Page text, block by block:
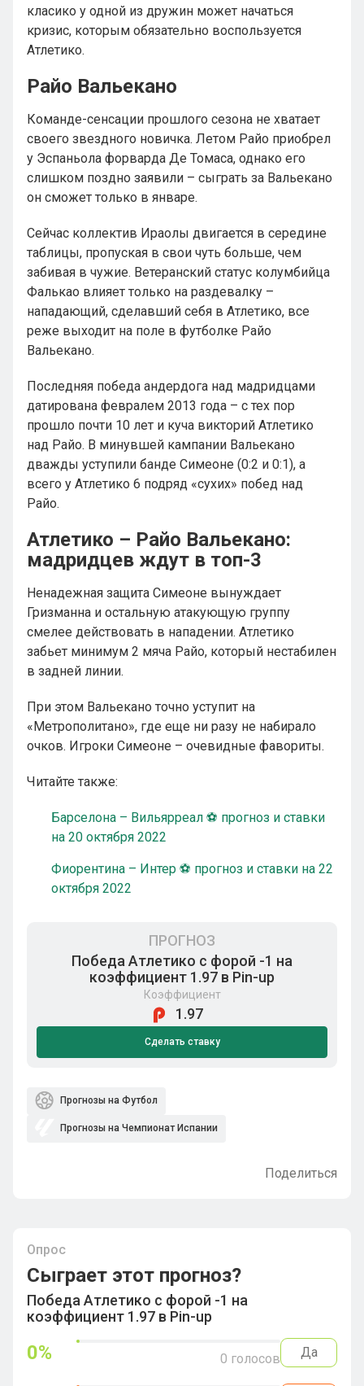
класико у одной из дружин может начаться
кризис, которым обязательно воспользуется
Атлетико.
Райо Вальекано
Команде-сенсации прошлого сезона не хватает
своего звездного новичка. Летом Райо приобрел
у Эспаньола форварда Де Томаса, однако его
слишком поздно заявили – сыграть за Вальекано
он сможет только в январе.
Сейчас коллектив Ираолы двигается в середине
таблицы, пропуская в свои чуть больше, чем
забивая в чужие. Ветеранский статус колумбийца
Фалькао влияет только на раздевалку –
нападающий, сделавший себя в Атлетико, все
реже выходит на поле в футболке Райо
Вальекано.
Последняя победа андердога над мадридцами
датирована февралем 2013 года – с тех пор
прошло почти 10 лет и куча викторий Атлетико
над Райо. В минувшей кампании Вальекано
дважды уступили банде Симеоне (0:2 и 0:1), а
всего у Атлетико 6 подряд «сухих» побед над
Райо.
Атлетико – Райо Вальекано:
мадридцев ждут в топ-3
Ненадежная защита Симеоне вынуждает
Гризманна и остальную атакующую группу
смелее действовать в нападении. Атлетико
забьет минимум 2 мяча Райо, который нестабилен
в задней линии.
При этом Вальекано точно уступит на
«Метрополитано», где еще ни разу не набирало
очков. Игроки Симеоне – очевидные фавориты.
Читайте также:
Барселона – Вильярреал ⚽ прогноз и ставки
на 20 октября 2022
Фиорентина – Интер ⚽ прогноз и ставки на 22
октября 2022
ПРОГНОЗ
Победа Атлетико с форой -1 на
коэффициент 1.97 в Pin-up
Коэффициент
1.97
Сделать ставку
Прогнозы на Футбол
Прогнозы на Чемпионат Испании
Поделиться
Опрос
Сыграет этот прогноз?
Победа Атлетико с форой -1 на
коэффициент 1.97 в Pin-up
0% 0 голосов Да